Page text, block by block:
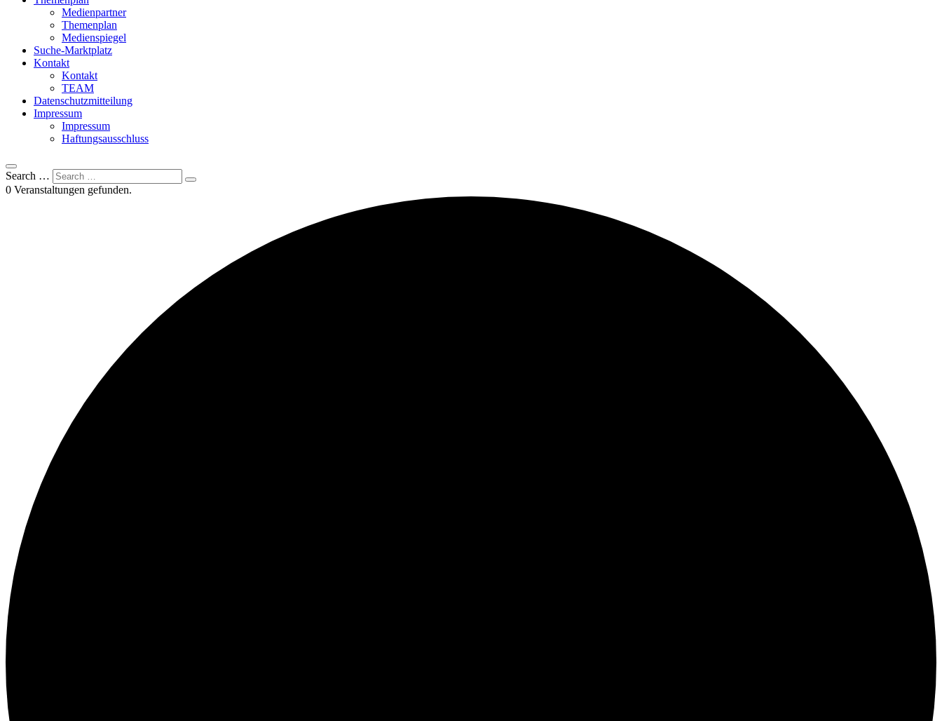
Medienpartner
Themenplan
Medienspiegel
Suche-Marktplatz
Kontakt
Kontakt
TEAM
Datenschutzmitteilung
Impressum
Impressum
Haftungsausschluss
Search …
0 Veranstaltungen gefunden.